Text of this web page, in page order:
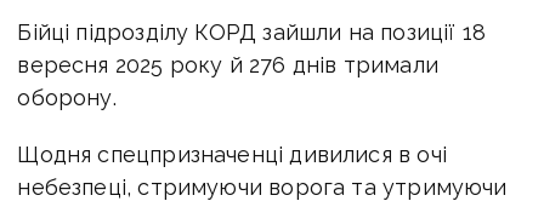
Бійці підрозділу КОРД зайшли на позиції 18
вересня 2025 року й 276 днів тримали
оборону.
Щодня спецпризначенці дивилися в очі
небезпеці, стримуючи ворога та утримуючи